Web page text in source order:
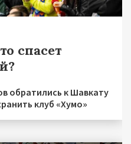
спасет
обратились к Шавкату
клуб «Хумо»